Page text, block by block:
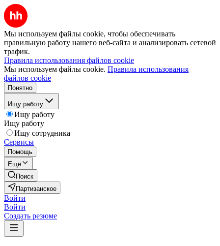
Мы используем файлы cookie, чтобы обеспечивать
правильную работу нашего веб-сайта и анализировать сетевой
трафик.
Правила использования файлов cookie
Мы используем файлы cookie. Правила использования
файлов cookie
Понятно
Ищу работу
Ищу работу
Ищу работу
Ищу сотрудника
Сервисы
Помощь
Ещё
Поиск
Партизанское
Войти
Войти
Создать резюме